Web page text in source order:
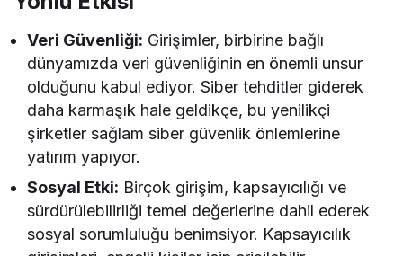
Veri Güvenliği: Girişimler, birbirine bağlı
dünyamızda veri güvenliğinin en önemli unsur
olduğunu kabul ediyor. Siber tehditler giderek
daha karmaşık hale geldikçe, bu yenilikçi
şirketler sağlam siber güvenlik önlemlerine
yatırım yapıyor.
Sosyal Etki: Birçok girişim, kapsayıcılığı ve
sürdürülebilirliği temel değerlerine dahil ederek
sosyal sorumluluğu benimsiyor. Kapsayıcılık